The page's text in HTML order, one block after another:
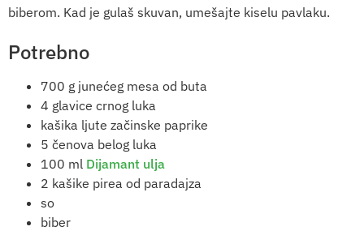
biberom. Kad je gulaš skuvan, umešajte kiselu pavlaku.
Potrebno
700 g junećeg mesa od buta
4 glavice crnog luka
kašika ljute začinske paprike
5 čenova belog luka
100 ml Dijamant ulja
2 kašike pirea od paradajza
so
biber